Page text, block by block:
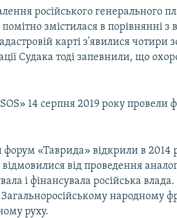
російського генерального
змістилася в порівнянні з
карті з'явилися чотири
Судака тоді запевнили, що
14 серпня 2019 року провели
«Таврида» відкрили в 2014
від проведення
і фінансувала російська влада.
народному
руху.